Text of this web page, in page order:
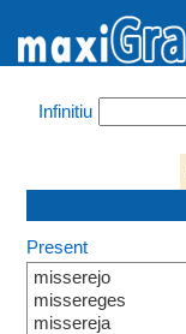
Infinitiu
Present
misserejo
missereges
missereja